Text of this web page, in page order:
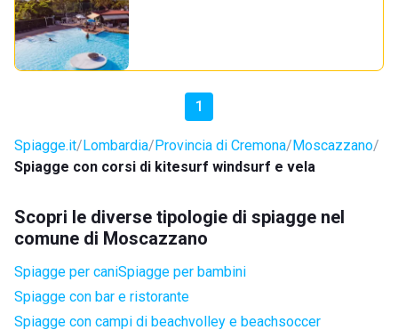
1
Spiagge.it Lombardia Provincia di Cremona Moscazzano
Spiagge con corsi di kitesurf windsurf e vela
Scopri le diverse tipologie di spiagge nel
comune di Moscazzano
Spiagge per caniSpiagge per bambini
Spiagge con bar e ristorante
Spiagge con campi di beachvolley e beachsoccer